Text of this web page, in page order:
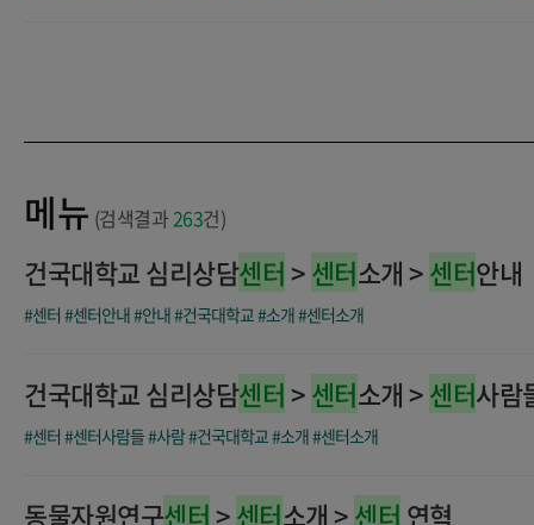
메뉴 (검색결과 263건)
건국대학교 심리상담센터 >센터소개 >센터안내
#센터 #센터안내#안내#건국대학교#소개#센터소개
건국대학교 심리상담센터 >센터소개 >센터사람
#센터 #센터사람들#사람#건국대학교#소개#센터소개
동물자원연구센터 >센터소개 >센터 연혁